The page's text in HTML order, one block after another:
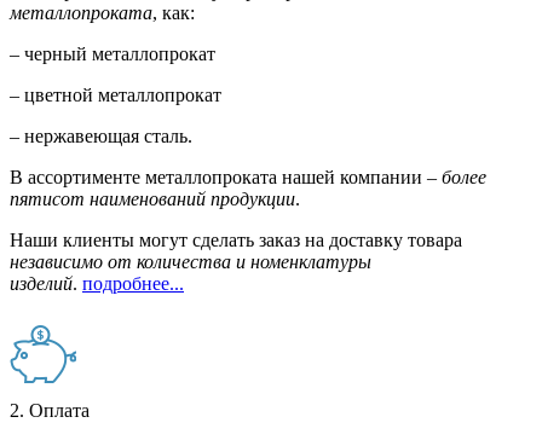
металлопроката, как:
– черный металлопрокат
– цветной металлопрокат
– нержавеющая сталь.
В ассортименте металлопроката нашей компании – более
пятисот наименований продукции.
Наши клиенты могут сделать заказ на доставку товара
независимо от количества и номенклатуры
изделий. подробнее...
2. Оплата